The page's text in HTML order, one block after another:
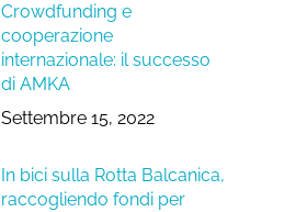
Crowdfunding e
cooperazione
internazionale: il successo
di AMKA
Settembre 15, 2022
In bici sulla Rotta Balcanica,
raccogliendo fondi per